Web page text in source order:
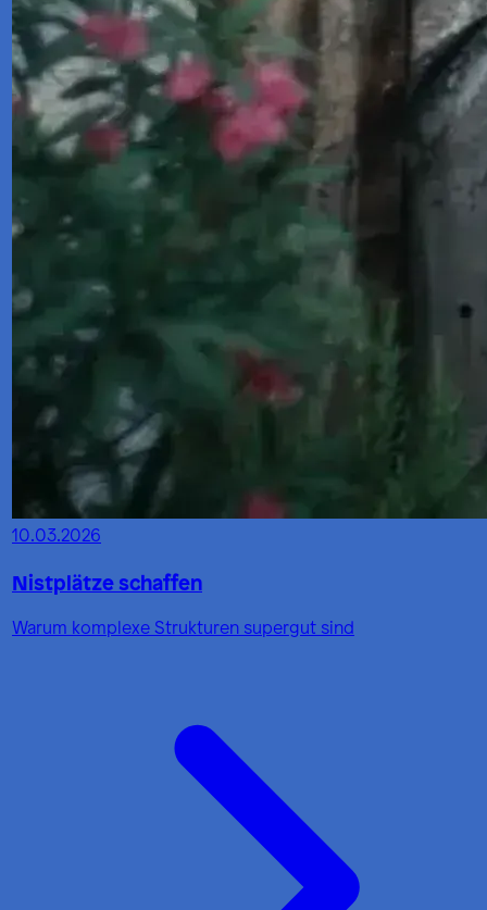
10.03.2026
Nistplätze schaffen
Warum komplexe Strukturen supergut sind